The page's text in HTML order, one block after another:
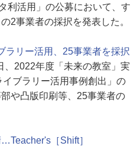
利活用」の公募において、す
2事業者の採択を発表した。
ラリー活用、25事業者を採択
2022年度「未来の教室」実
ブラリー活用事例創出」の
や凸版印刷等、25事業者の
［Shift］